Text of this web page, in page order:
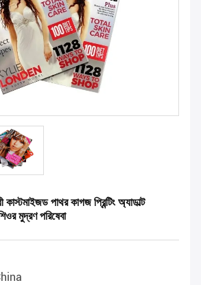
পাথর কাগজ প্রিন্টিং অ্যাডাল্ট
মুদ্রণ পরিষেবা